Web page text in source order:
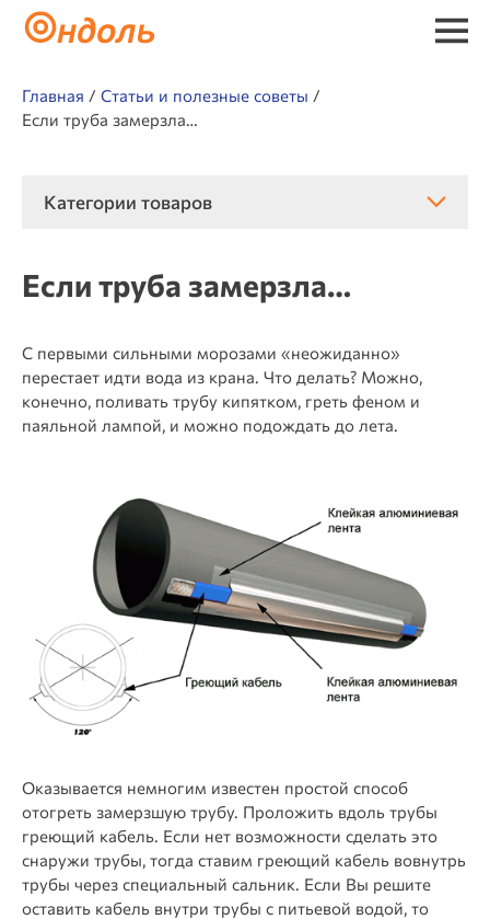
Главная
Статьи и полезные советы
Если труба замерзла…
Категории товаров
Если труба замерзла…
С первыми сильными морозами «неожиданно»
перестает идти вода из крана. Что делать? Можно,
конечно, поливать трубу кипятком, греть феном и
паяльной лампой, и можно подождать до лета.
Оказывается немногим известен простой способ
отогреть замерзшую трубу. Проложить вдоль трубы
греющий кабель. Если нет возможности сделать это
снаружи трубы, тогда ставим греющий кабель вовнутрь
трубы через специальный сальник. Если Вы решите
оставить кабель внутри трубы с питьевой водой, то